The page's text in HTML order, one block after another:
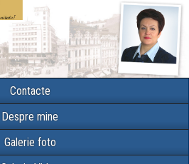
Contacte
Despre mine
Galerie foto